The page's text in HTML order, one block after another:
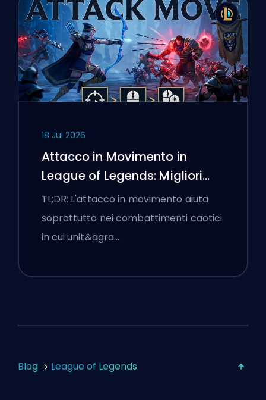
18 Jul 2026
Attacco in Movimento in
League of Legends: Migliori
Impostazioni
TL;DR: L'attacco in movimento aiuta
soprattutto nei combattimenti caotici
in cui unit&agra…
Blog League of Legends